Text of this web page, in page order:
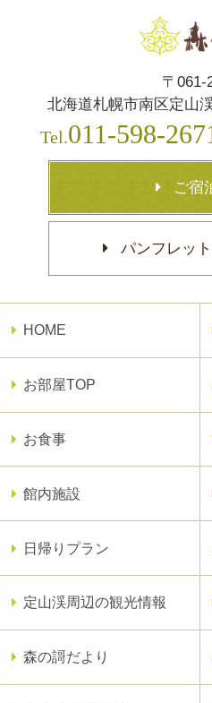
〒061-
北海道札幌市南区定山
Tel.011-598-
ご宿
パンフレッ
HOME
お部屋TOP
お食事
館内施設
日帰りプラン
定山渓周辺の観光情報
森の謌だより